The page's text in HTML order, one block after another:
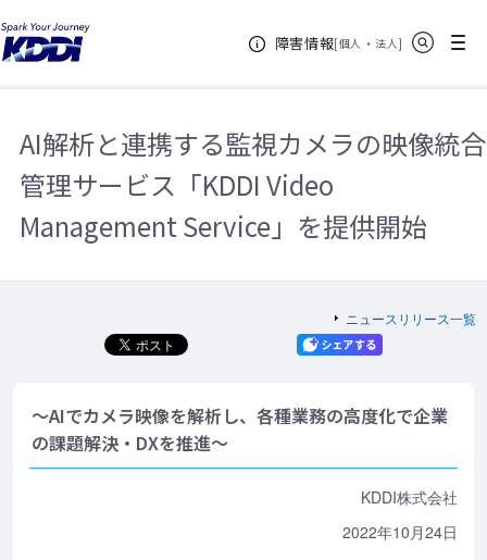
障害情報[個人 ・ 法人新規ウィンドウ
]
メニュー
KDDIホーム
析と連携する監視カメラの映像統合管理サービス「KDDI Video Management
Service」を提供開始
AI解析と連携する監視カメラの映像統合
管理サービス「KDDI Video
Management Service」を提供開始
ニュースリリース一覧
～AIでカメラ映像を解析し、各種業務の高度化で企業
の課題解決・DXを推進～
KDDI株式会社
2022年10月24日